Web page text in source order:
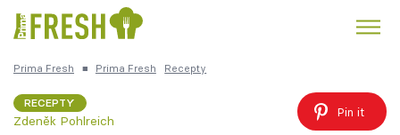
Česká kuchyně
Prima Fresh ■ Prima Fresh Recepty
RECEPTY
Zdeněk Pohlreich
Pin it